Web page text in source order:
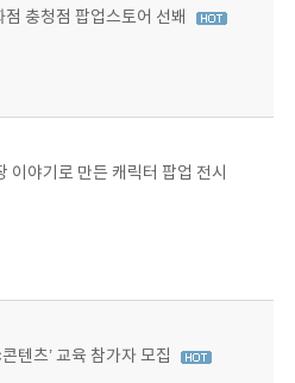
충청점 팝업스토어 선봬
이야기로 만든 캐릭터 팝업 전시
텐츠’ 교육 참가자 모집